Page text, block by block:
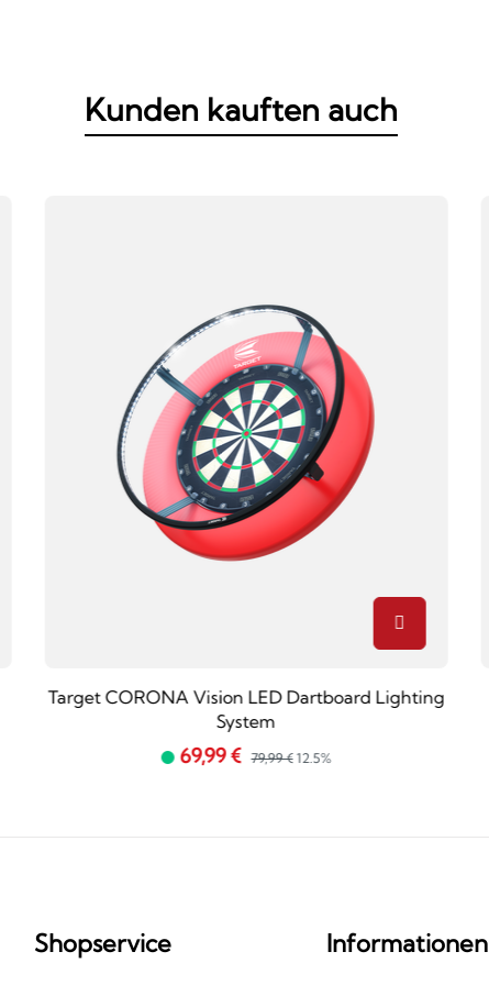
Kunden kauften auch
Target CORONA Vision LED Dartboard Lighting
System
69,99 € 79,99 € 12.5%
Shopservice Informationen